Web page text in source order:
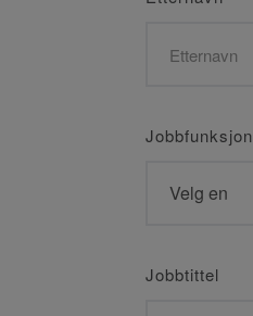
Jobbfunksjon
Jobbtittel